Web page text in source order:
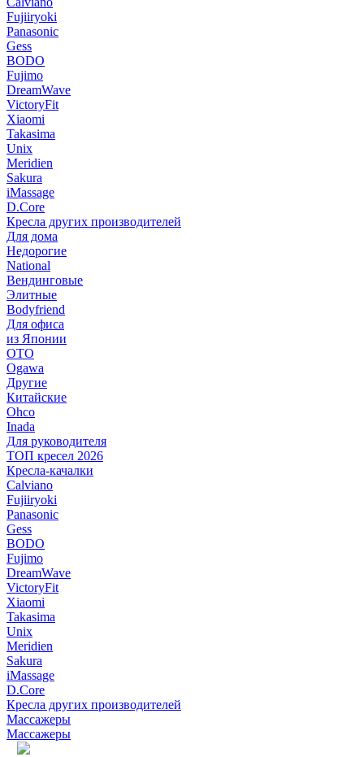
Fujiiryoki
Panasonic
Gess
BODO
Fujimo
DreamWave
VictoryFit
Xiaomi
Takasima
Unix
Meridien
Sakura
iMassage
D.Core
Кресла других производителей
Для дома
Недорогие
National
Вендинговые
Элитные
Bodyfriend
Для офиса
из Японии
OTO
Ogawa
Другие
Китайские
Ohco
Inada
Для руководителя
ТОП кресел 2026
Кресла-качалки
Calviano
Fujiiryoki
Panasonic
Gess
BODO
Fujimo
DreamWave
VictoryFit
Xiaomi
Takasima
Unix
Meridien
Sakura
iMassage
D.Core
Кресла других производителей
Массажеры
Массажеры